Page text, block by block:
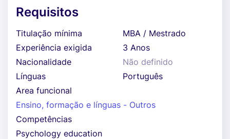
Requisitos
Titulação mínima
MBA / Mestrado
Experiência exigida
3 Anos
Nacionalidade
Não definido
Línguas
Português
Area funcional
Ensino, formação e línguas - Outros
Competências
Psychology education